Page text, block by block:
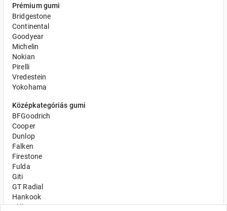
Prémium gumi
Bridgestone
Continental
Goodyear
Michelin
Nokian
Pirelli
Vredestein
Yokohama
Középkategóriás gumi
BFGoodrich
Cooper
Dunlop
Falken
Firestone
Fulda
Giti
GT Radial
Hankook
Kléber